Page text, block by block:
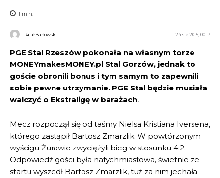
1 min.
Rafał Barłowski 24 sie 2015, 00:17
PGE Stal Rzeszów pokonała na własnym torze
MONEYmakesMONEY.pl Stal Gorzów, jednak to
goście obronili bonus i tym samym to zapewnili
sobie pewne utrzymanie. PGE Stal będzie musiała
walczyć o Ekstraligę w barażach.
Mecz rozpoczął się od taśmy Nielsa Kristiana Iversena,
którego zastąpił Bartosz Zmarzlik. W powtórzonym
wyścigu Żurawie zwyciężyli bieg w stosunku 4:2.
Odpowiedź gości była natychmiastowa, świetnie ze
startu wyszedł Bartosz Zmarzlik, tuż za nim jechała